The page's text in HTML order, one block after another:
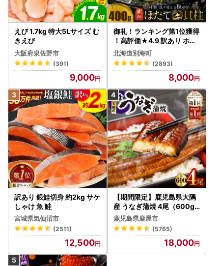
えび 1.7kg 特大5Lサイズ む
きえび
大阪府泉佐野市
(391)
9,000
御礼！ランキング第1位獲得
！高評価★4.9 訳あり ホタ
テ 400g（ほたて 帆立 貝柱
冷凍 ）
北海道別海町
(2893)
8,000
訳あり 銀鮭切身 約2kg サケ
しゃけ 魚 鮭
宮城県気仙沼市
(2511)
12,500
【期間限定】鹿児島県大隅
産 うなぎ蒲焼 4尾（600g
） KN007-004-04-cp18
うなぎ 鰻 魚 惣菜 総菜
鹿児島県鹿屋市
(5765)
18,000